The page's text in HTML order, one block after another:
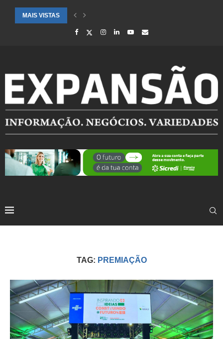
MAIS VISTAS
CIDADES ATENDIDAS PELO SEBRAE RS SÃO DESTAQUE EM
TAG: PREMIAÇÃO